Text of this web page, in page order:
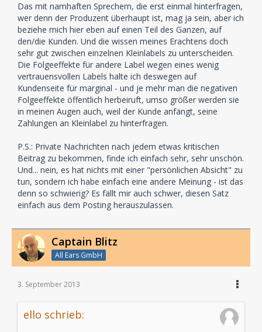
Das mit namhaften Sprechern, die erst einmal hinterfragen,
wer denn der Produzent überhaupt ist, mag ja sein, aber ich
beziehe mich hier eben auf einen Teil des Ganzen, auf
den/die Kunden. Und die wissen meines Erachtens doch
sehr gut zwischen einzelnen Kleinlabels zu unterscheiden.
Die Folgeeffekte für andere Label wegen eines wenig
vertrauensvollen Labels halte ich deswegen auf
Kundenseite für marginal - und je mehr man die negativen
Folgeeffekte öffentlich herbeiruft, umso größer werden sie
in meinen Augen auch, weil der Kunde anfängt, seine
Zahlungen an Kleinlabel zu hinterfragen.
P.S.: Private Nachrichten nach jedem etwas kritischen
Beitrag zu bekommen, finde ich einfach sehr, sehr unschön.
Und... nein, es hat nichts mit einer "persönlichen Absicht" zu
tun, sondern ich habe einfach eine andere Meinung - ist das
denn so schwierig? Es fällt mir auch schwer, diesen Satz
einfach aus dem Posting herauszulassen.
Captain Blitz
All Ears GmbH
3. September 2013
ello schrieb: